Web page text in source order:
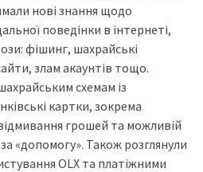
нові знання щодо
поведінки в інтернеті,
фішинг, шахрайські
злам акаунтів тощо.
схемам із
картки, зокрема
грошей та можливій
«допомогу». Також розглянули
OLX та платіжними